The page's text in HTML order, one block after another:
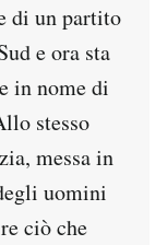
di un partito
e ora sta
in nome di
stesso
messa in
uomini
ciò che